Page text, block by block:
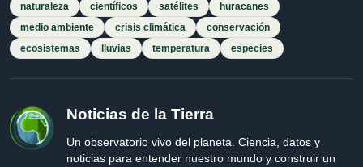
naturaleza
científicos satélites
huracanes
medio ambiente
crisis climática
conservación
ecosistemas
lluvias temperatura especies
Noticias de la Tierra
Un observatorio vivo del planeta. Ciencia, datos y
noticias para entender nuestro mundo y construir un